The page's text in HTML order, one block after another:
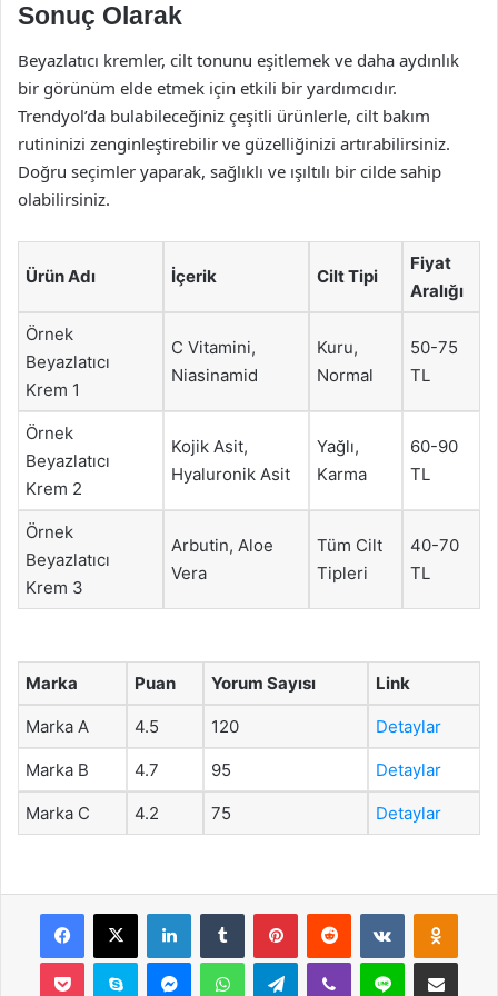
Sonuç Olarak
Beyazlatıcı kremler, cilt tonunu eşitlemek ve daha aydınlık
bir görünüm elde etmek için etkili bir yardımcıdır.
Trendyol’da bulabileceğiniz çeşitli ürünlerle, cilt bakım
rutininizi zenginleştirebilir ve güzelliğinizi artırabilirsiniz.
Doğru seçimler yaparak, sağlıklı ve ışıltılı bir cilde sahip
olabilirsiniz.
Ürün Adı İçerik Cilt Tipi
Fiyat
Aralığı
Örnek
Beyazlatıcı
Krem 1
C Vitamini,
Niasinamid
Kuru,
Normal
50-75
TL
Örnek
Beyazlatıcı
Krem 2
Kojik Asit,
Hyaluronik Asit
Yağlı,
Karma
60-90
TL
Örnek
Beyazlatıcı
Krem 3
Arbutin, Aloe
Vera
Tüm Cilt
Tipleri
40-70
TL
Marka Puan Yorum Sayısı Link
Marka A 4.5 120 Detaylar
Marka B 4.7 95 Detaylar
Marka C 4.2 75 Detaylar
Facebook
X LinkedInTumblr PinterestReddit VKontakte
Pocket Skype MessengerWhatsAppTelegramViber Line E-Posta ile